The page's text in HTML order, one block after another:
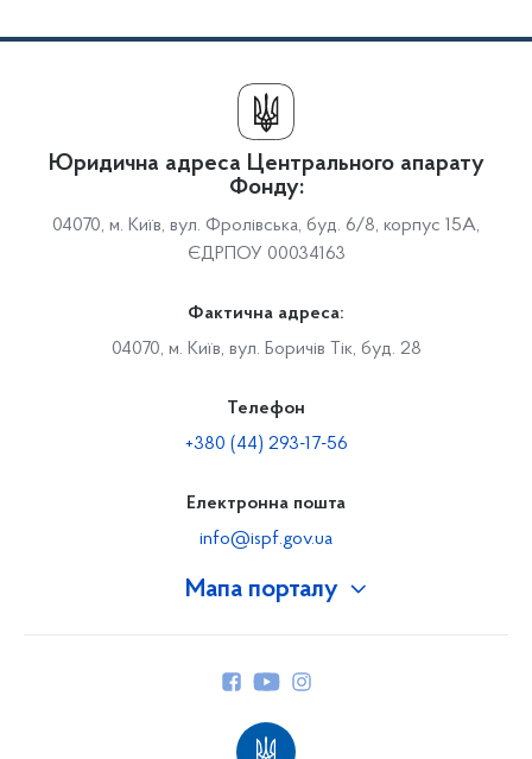
Мапа порталу
Юридична адреса Центрального апарату
Фонду:
04070, м. Київ, вул. Фролівська, буд. 6/8, корпус 15А,
ЄДРПОУ 00034163
Фактична адреса:
04070, м. Київ, вул. Боричів Тік, буд. 28
Телефон
+380 (44) 293-17-56
Електронна пошта
info@ispf.gov.ua